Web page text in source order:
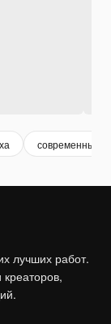
современный
лучших работ.